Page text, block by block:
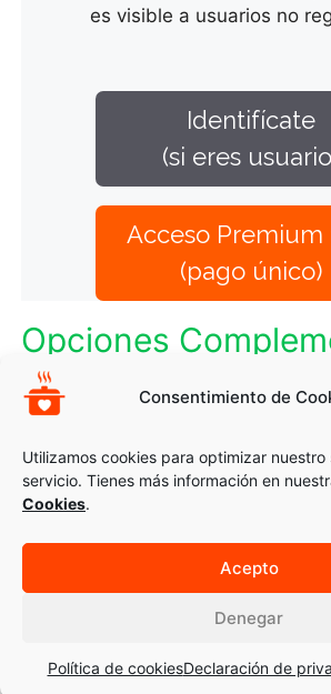
Consentimiento de
Utilizamos cookies para optimizar
servicio. Tienes más información en
Cookies.
Acepto
Denegar
Política de cookiesDeclaración de
es visible a usuarios no
Identifícate
(si eres
Acceso Premium
(pago único)
Opciones
CALDO CASERO CON
SUSHIS
© 2026 Recetas Montse